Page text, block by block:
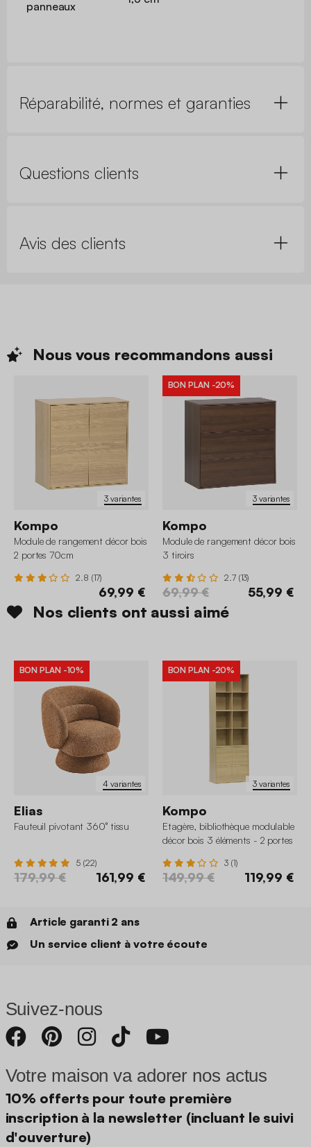
panneaux
Réparabilité, normes et garanties
Questions clients
Avis des clients
Nous vous recommandons aussi
3 variantes
Kompo
Module de rangement décor bois
2 portes 70cm
2.8 (17)
69,99 €
3 variantes
BON PLAN -20%
Kompo
Module de rangement décor bois
3 tiroirs
2.7 (13)
69,99 € 55,99 €
Nos clients ont aussi aimé
4 variantes
BON PLAN -10%
Elias
Fauteuil pivotant 360° tissu
5 (22)
179,99 € 161,99 €
3 variantes
BON PLAN -20%
Kompo
Etagère, bibliothèque modulable
décor bois 3 éléments - 2 portes
3 (1)
149,99 € 119,99 €
Article garanti 2 ans
Un service client à votre écoute
Suivez-nous
Votre maison va adorer nos actus
10% offerts pour toute première
inscription à la newsletter (incluant le suivi
d'ouverture)